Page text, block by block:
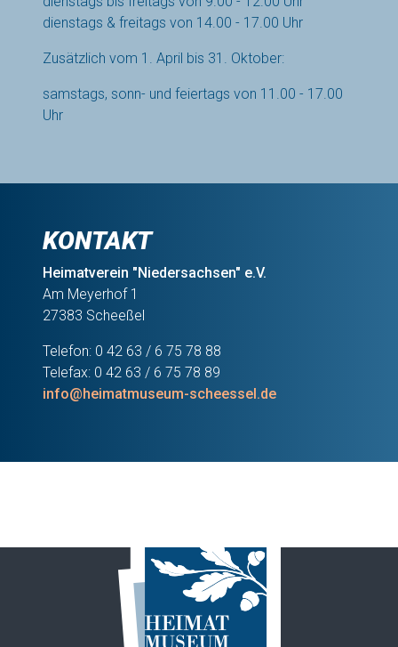
dienstags & freitags von 14.00 - 17.00 Uhr
Zusätzlich vom 1. April bis 31. Oktober:
samstags, sonn- und feiertags von 11.00 - 17.00
Uhr
KONTAKT
Heimatverein "Niedersachsen" e.V.
Am Meyerhof 1
27383 Scheeßel
Telefon: 0 42 63 / 6 75 78 88
Telefax: 0 42 63 / 6 75 78 89
info@heimatmuseum-scheessel.de